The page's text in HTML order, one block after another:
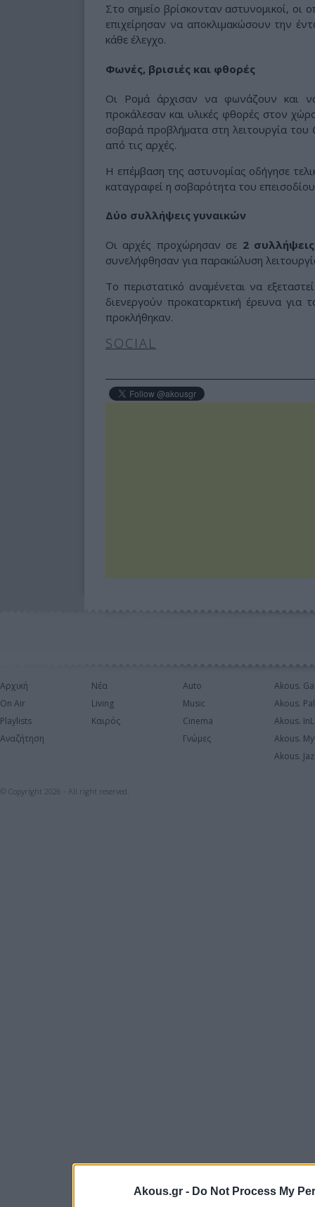
Akous.gr - Do Not Process My
Στο σημείο βρίσκονταν αστυνομικοί, οι
επιχείρησαν να αποκλιμακώσουν την
κάθε έλεγχο.
Φωνές, βρισιές και φθορές
Οι Ρομά άρχισαν να φωνάζουν και
προκάλεσαν και υλικές φθορές στον
σοβαρά προβλήματα στη λειτουργία του
από τις αρχές.
Η επέμβαση της αστυνομίας οδήγησε
καταγραφεί η σοβαρότητα του
Δύο συλλήψεις γυναικών
Οι αρχές προχώρησαν σε 2 συλλήψεις
συνελήφθησαν για παρακώλυση
Το περιστατικό αναμένεται να
διενεργούν προκαταρκτική έρευνα για
προκλήθηκαν.
SOCIAL
Αρχική
On Air
Playlists
Αναζήτηση
Νέα
Living
Καιρός
Auto
Music
Cinema
Γνώμες
Akous.
Akous.
Akous.
Akous.
Akous.
© Copyright 2026 - All right reserved.